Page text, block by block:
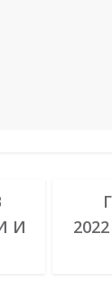
И